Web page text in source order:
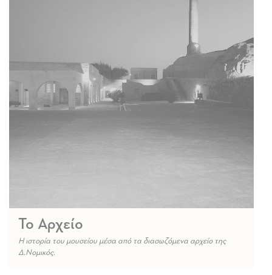
Το Αρχείο
Η ιστορία του μουσείου μέσα από τα διασωζόμενα αρχείο της
Δ.Νομικός.